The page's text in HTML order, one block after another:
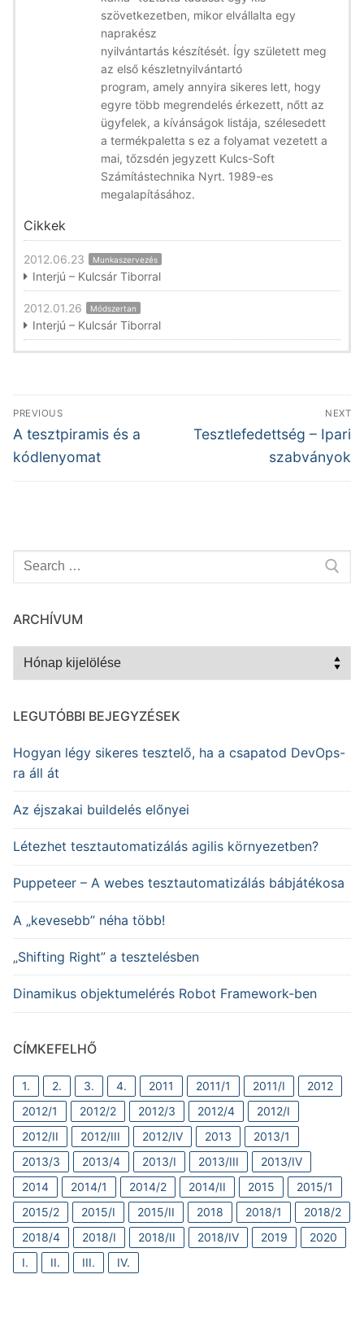
szövetkezetben, mikor elvállalta egy
naprakész
nyilvántartás készítését. Így született meg
az első készletnyilvántartó
program, amely annyira sikeres lett, hogy
egyre több megrendelés érkezett, nőtt az
ügyfelek, a kívánságok listája, szélesedett
a termékpaletta s ez a folyamat vezetett a
mai, tőzsdén jegyzett Kulcs-Soft
Számítástechnika Nyrt. 1989-es
megalapításához.
Cikkek
2012.06.23 Munkaszervezés
Interjú – Kulcsár Tiborral
2012.01.26 Módszertan
Interjú – Kulcsár Tiborral
Bejegyzés
navigáció
PREVIOUS
Previous
post:
A tesztpiramis és a
kódlenyomat
NEXT
Next
Tesztlefedettség – Ipari
szabványok
Keresése:
ARCHÍVUM
Archívum
LEGUTÓBBI BEJEGYZÉSEK
Hogyan légy sikeres tesztelő, ha a csapatod DevOps-
ra áll át
Az éjszakai buildelés előnyei
Létezhet tesztautomatizálás agilis környezetben?
Puppeteer – A webes tesztautomatizálás bábjátékosa
A „kevesebb” néha több!
„Shifting Right” a tesztelésben
Dinamikus objektumelérés Robot Framework-ben
CÍMKEFELHŐ
1. 2. 3. 4. 2011 2011/1 2011/I
2012
2012/1
2012/2 2012/3 2012/4
2012/I
2012/II
2012/III 2012/IV 2013
2013/1
2013/3
2013/4 2013/I 2013/III
2013/IV
2014
2014/1 2014/2 2014/II 2015
2015/1
2015/2
2015/I 2015/II 2018 2018/1
2018/2
2018/4
2018/I 2018/II 2018/IV 2019
2020
I.
II. III. IV.